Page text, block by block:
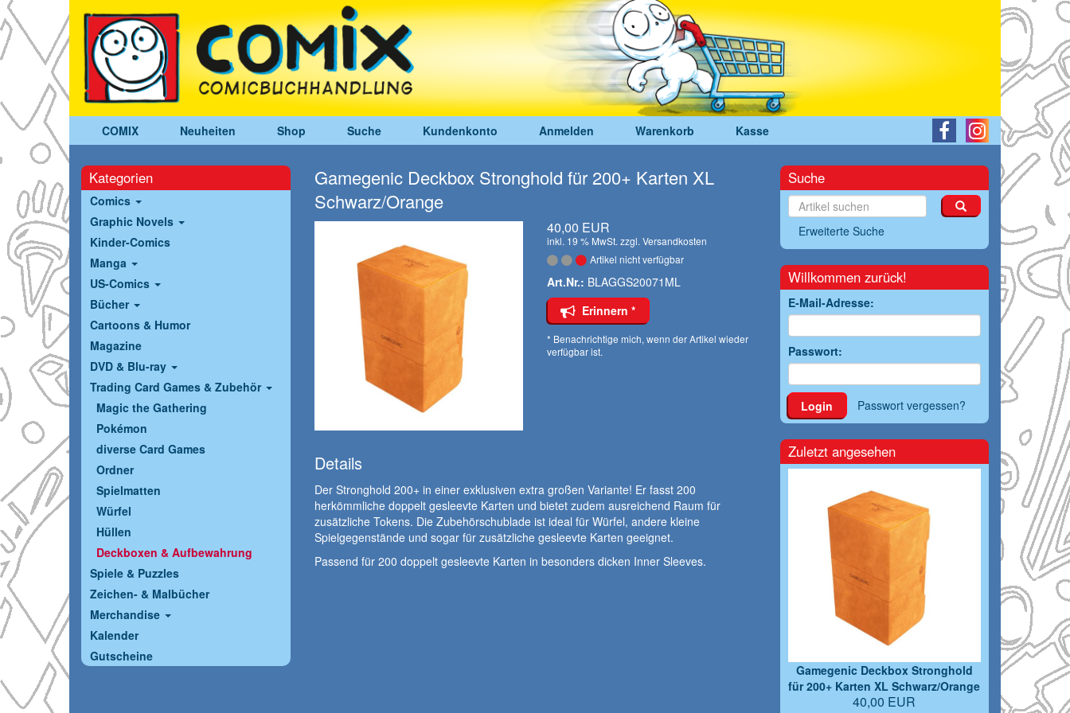
COMIX Neuheiten Shop Suche Kundenkonto Anmelden Warenkorb Kasse
Kategorien
Comics
Graphic Novels
Kinder-Comics
Manga
US-Comics
Bücher
Cartoons & Humor
Magazine
DVD & Blu-ray
Trading Card Games & Zubehör
Magic the Gathering
Pokémon
diverse Card Games
Ordner
Spielmatten
Würfel
Hüllen
Deckboxen & Aufbewahrung
Spiele & Puzzles
Zeichen- & Malbücher
Merchandise
Kalender
Gutscheine
Gamegenic Deckbox Stronghold für 200+ Karten XL
Schwarz/Orange
40,00 EUR
inkl. 19 % MwSt. zzgl. Versandkosten
Artikel nicht verfügbar
Art.Nr.: BLAGGS20071ML
Erinnern *
* Benachrichtige mich, wenn der Artikel wieder
verfügbar ist.
Details
Der Stronghold 200+ in einer exklusiven extra großen Variante! Er fasst 200
herkömmliche doppelt gesleevte Karten und bietet zudem ausreichend Raum für
zusätzliche Tokens. Die Zubehörschublade ist ideal für Würfel, andere kleine
Spielgegenstände und sogar für zusätzliche gesleevte Karten geeignet.
Passend für 200 doppelt gesleevte Karten in besonders dicken Inner Sleeves.
Suche
Erweiterte Suche
Willkommen zurück!
E-Mail-Adresse:
Passwort:
Login Passwort vergessen?
Zuletzt angesehen
Gamegenic Deckbox Stronghold
für 200+ Karten XL Schwarz/Orange
40,00 EUR